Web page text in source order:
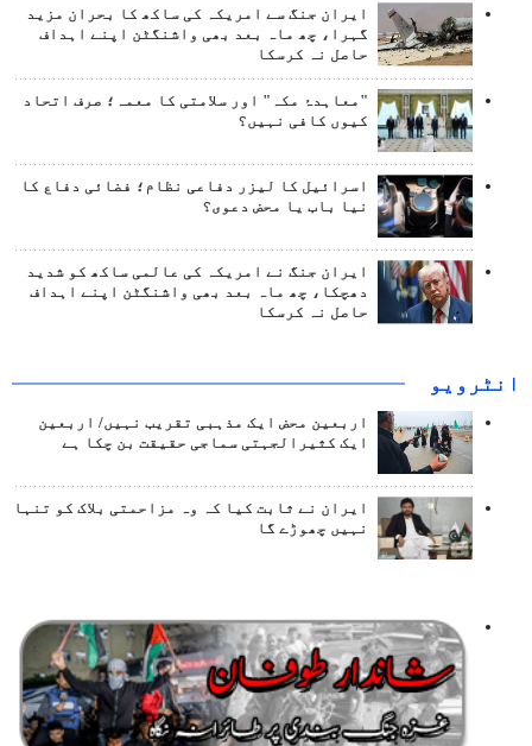
ایران جنگ سے امریکہ کی ساکھ کا بحران مزید
گہرا، چھ ماہ بعد بھی واشنگٹن اپنے اہداف
حاصل نہ کرسکا
"معاہدۂ مکہ" اور سلامتی کا معمہ؛ صرف اتحاد
کیوں کافی نہیں؟
اسرائیل کا لیزر دفاعی نظام؛ فضائی دفاع کا
نیا باب یا محض دعوی؟
ایران جنگ نے امریکہ کی عالمی ساکھ کو شدید
دھچکا، چھ ماہ بعد بھی واشنگٹن اپنے اہداف
حاصل نہ کرسکا
انٹرويو
اربعین محض ایک مذہبی تقریب نہیں/ اربعین
ایک کثیرالجہتی سماجی حقیقت بن چکا ہے
ایران نے ثابت کیا کہ وہ مزاحمتی بلاک کو تنہا
نہیں چھوڑے گا